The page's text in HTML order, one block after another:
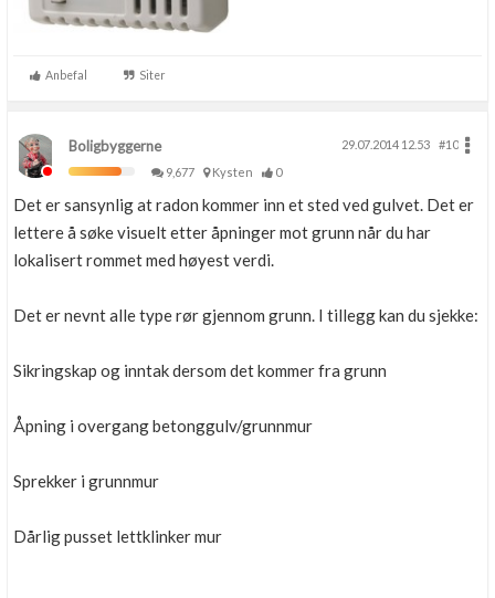
Anbefal Siter
Boligbyggerne 29.07.2014 12.53
#10
9,677
Kysten 0
Det er sansynlig at radon kommer inn et sted ved gulvet. Det er
lettere å søke visuelt etter åpninger mot grunn når du har
lokalisert rommet med høyest verdi.
Det er nevnt alle type rør gjennom grunn. I tillegg kan du sjekke:
Sikringskap og inntak dersom det kommer fra grunn
Åpning i overgang betonggulv/grunnmur
Sprekker i grunnmur
Dårlig pusset lettklinker mur